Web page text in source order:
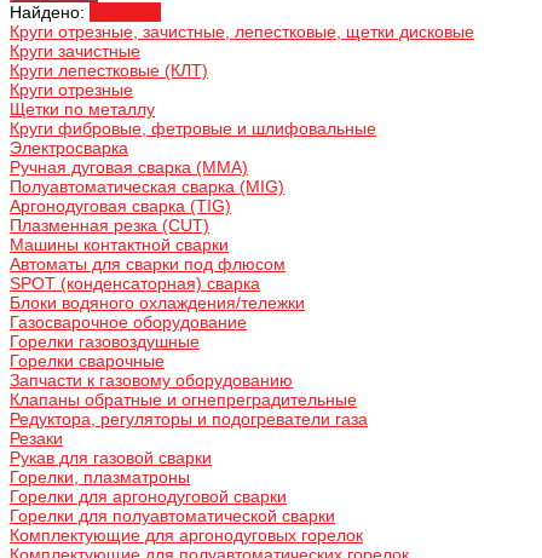
Найдено:
Круги отрезные, зачистные, лепестковые, щетки дисковые
Круги зачистные
Круги лепестковые (КЛТ)
Круги отрезные
Щетки по металлу
Круги фибровые, фетровые и шлифовальные
Электросварка
Ручная дуговая сварка (MMA)
Полуавтоматическая сварка (MIG)
Аргонодуговая сварка (TIG)
Плазменная резка (CUT)
Машины контактной сварки
Автоматы для сварки под флюсом
SPOT (конденсаторная) сварка
Блоки водяного охлаждения/тележки
Газосварочное оборудование
Горелки газовоздушные
Горелки сварочные
Запчасти к газовому оборудованию
Клапаны обратные и огнепреградительные
Редуктора, регуляторы и подогреватели газа
Резаки
Рукав для газовой сварки
Горелки, плазматроны
Горелки для аргонодуговой сварки
Горелки для полуавтоматической сварки
Комплектующие для аргонодуговых горелок
Комплектующие для полуавтоматических горелок